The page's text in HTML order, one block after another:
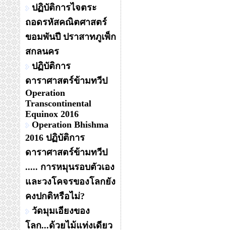
ปฏิบัติการไจตระ
ถอดรหัสคณิตศาสตร์
ขอมพันปี ปราสาทภูเพ็ก
สกลนคร
ปฏิบัติการ
ดาราศาสตร์ข้ามทวีป
Operation
Transcontinental
Equinox 2016
Operation Bhishma
2016 ปฏิบัติการ
ดาราศาสตร์ข้ามทวีป
..... การหมุนรอบตัวเอง
และวงโคจรของโลกยัง
คงปกติหรือไม่?
วัดมุมเอียงของ
โลก...ด้วยไม้แท่งเดียว